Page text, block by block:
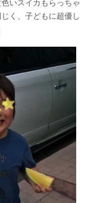
いスイカもらっちゃ
く、子どもに超優し